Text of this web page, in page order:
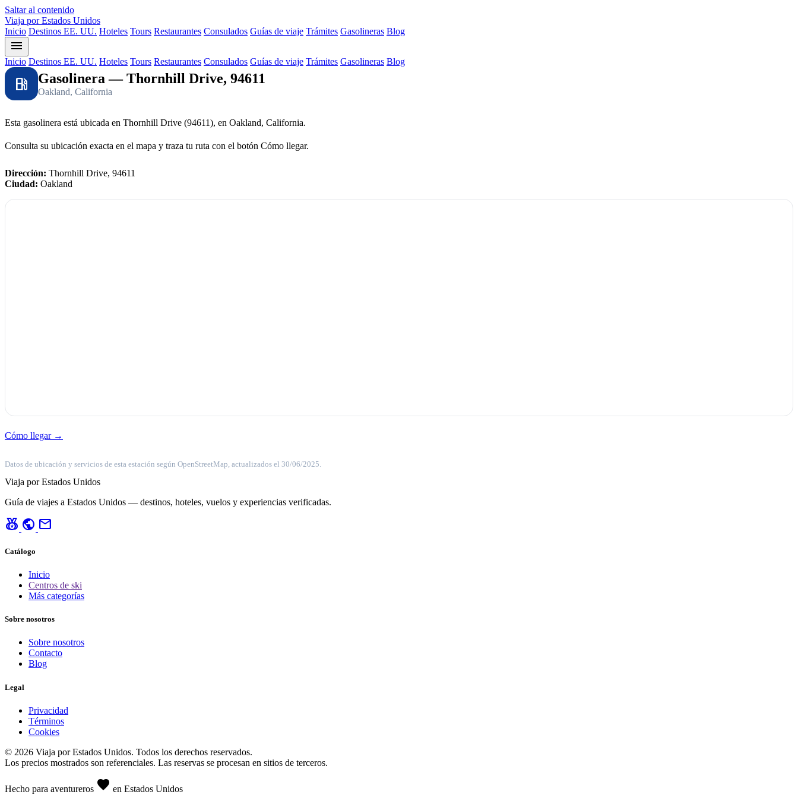
Saltar al contenido
Viaja por Estados Unidos
Inicio Destinos EE. UU. Hoteles Tours Restaurantes Consulados Guías de viaje Trámites Gasolineras Blog
menu
Inicio Destinos EE. UU. Hoteles Tours Restaurantes Consulados Guías de viaje Trámites Gasolineras Blog
local_gas_station Gasolinera — Thornhill Drive, 94611
Oakland, California
Esta gasolinera está ubicada en Thornhill Drive (94611), en Oakland, California.
Consulta su ubicación exacta en el mapa y traza tu ruta con el botón Cómo llegar.
Dirección: Thornhill Drive, 94611
Ciudad: Oakland
Cómo llegar →
Datos de ubicación y servicios de esta estación según OpenStreetMap, actualizados el 30/06/2025.
Viaja por Estados Unidos
Guía de viajes a Estados Unidos — destinos, hoteles, vuelos y experiencias verificadas.
social_leaderboard public mail
Catálogo
Inicio
Centros de ski
Más categorías
Sobre nosotros
Sobre nosotros
Contacto
Blog
Legal
Privacidad
Términos
Cookies
© 2026 Viaja por Estados Unidos. Todos los derechos reservados.
Los precios mostrados son referenciales. Las reservas se procesan en sitios de terceros.
Hecho para aventureros favorite en Estados Unidos